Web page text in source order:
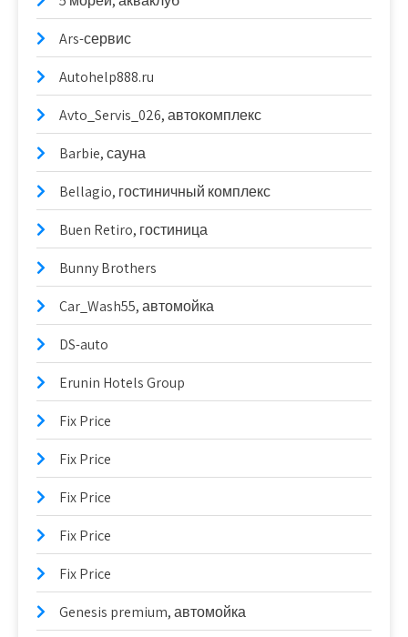
Ars-сервис
Autohelp888.ru
Avto_Servis_026, автокомплекс
Barbie, сауна
Bellagio, гостиничный комплекс
Buen Retiro, гостиница
Bunny Brothers
Car_Wash55, автомойка
DS-auto
Erunin Hotels Group
Fix Price
Fix Price
Fix Price
Fix Price
Fix Price
Genesis premium, автомойка